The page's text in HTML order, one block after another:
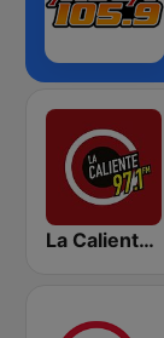
La Caliente FM 97.1 | Nuevo Laredo